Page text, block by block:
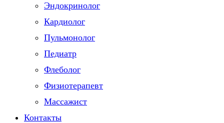
Эндокринолог
Кардиолог
Пульмонолог
Педиатр
Флеболог
Физиотерапевт
Массажист
Контакты